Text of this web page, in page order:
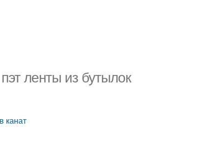
ленты из бутылок
канат